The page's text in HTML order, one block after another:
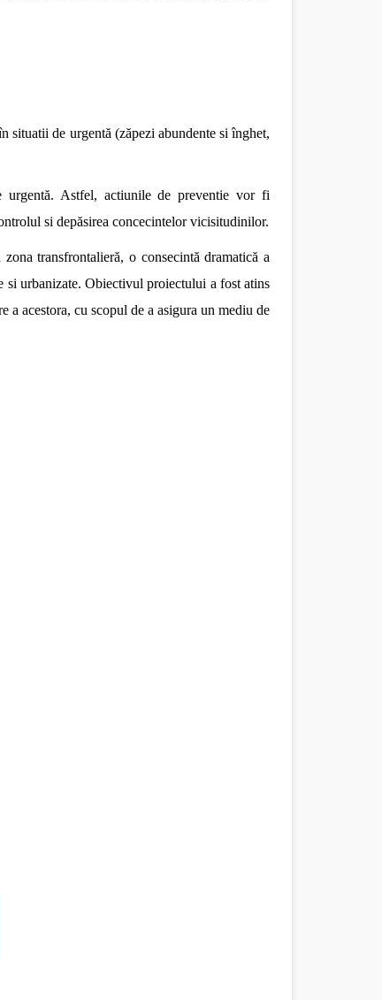
situatii de urgentă (zăpezi abundente si înghet,
urgentă. Astfel, actiunile de preventie vor fi
si depăsirea concecintelor vicisitudinilor.
transfrontalieră, o consecintă dramatică a
si urbanizate. Obiectivul proiectului a fost atins
acestora, cu scopul de a asigura un mediu de